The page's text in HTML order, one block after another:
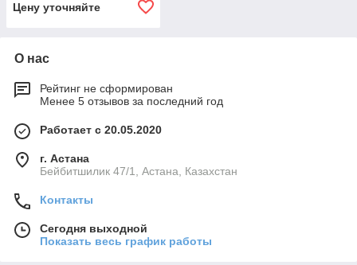
Цену уточняйте
О нас
Рейтинг не сформирован
Менее 5 отзывов за последний год
Работает с 20.05.2020
г. Астана
Бейбитшилик 47/1, Астана, Казахстан
Контакты
Сегодня выходной
Показать весь график работы